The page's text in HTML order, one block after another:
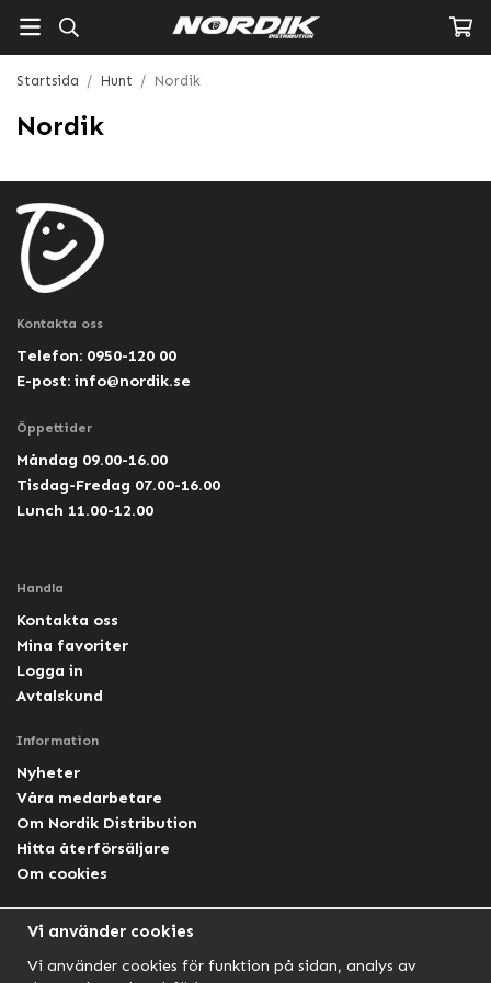
Startsida / Hunt / Nordik
Nordik
Kontakta oss
Telefon: 0950-120 00
E-post: info@nordik.se
Öppettider
Måndag 09.00-16.00
Tisdag-Fredag 07.00-16.00
Lunch 11.00-12.00
Handla
Kontakta oss
Mina favoriter
Logga in
Avtalskund
Information
Nyheter
Våra medarbetare
Om Nordik Distribution
Hitta återförsäljare
Om cookies
Facebook Lightforce Sweden
Vi använder cookies
Vi använder cookies för funktion på sidan, analys av